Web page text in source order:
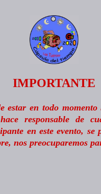
IMPORTANTE
estar en todo
responsable de
en este evento, se
nos preocuparemos